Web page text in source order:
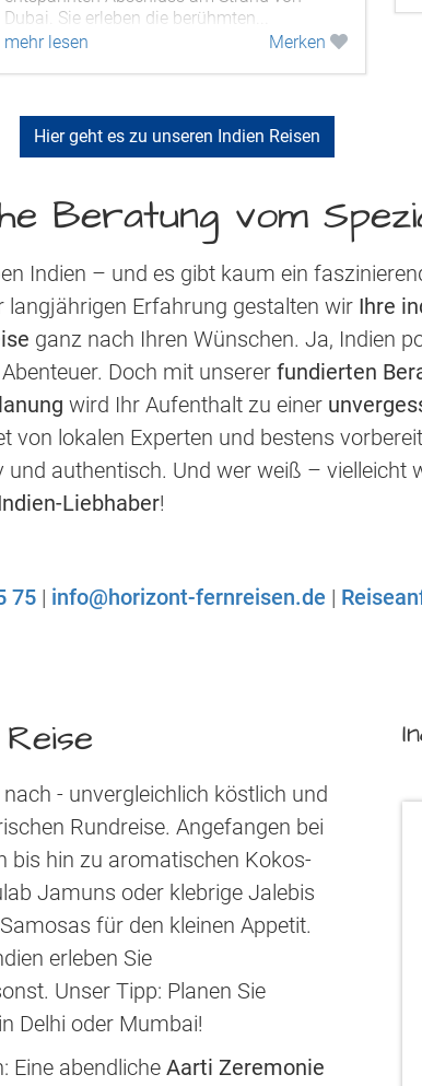
Hier geht es zu unseren Indien Reisen
Beratung vom
Indien – und es gibt kaum ein
langjährigen Erfahrung gestalten wir Ihre
ganz nach Ihren Wünschen. Ja, Indien
Doch mit unserer fundierten
wird Ihr Aufenthalt zu einer
von lokalen Experten und bestens
und authentisch. Und wer weiß – vielleicht
Liebhaber!
75| info@horizont-fernreisen.de |
- unvergleichlich köstlich und
Rundreise. Angefangen bei
bis hin zu aromatischen Kokos-
Jamuns oder klebrige Jalebis
für den kleinen Appetit.
erleben Sie
Unser Tipp: Planen Sie
Delhi oder Mumbai!
Eine abendliche Aarti Zeremonie